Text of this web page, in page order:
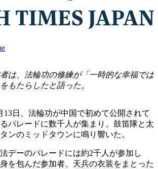
は、法輪功の修練が「一時的な幸福では
もたらしたと語った。
13日、法輪功が中国で初めて公開されて
パレードに数千人が集まり、鼓笛隊と太
ンのミッドタウンに鳴り響いた。
デーのパレードには約2千人が参加し
を包んだ参加者、天兵の衣装をまとった